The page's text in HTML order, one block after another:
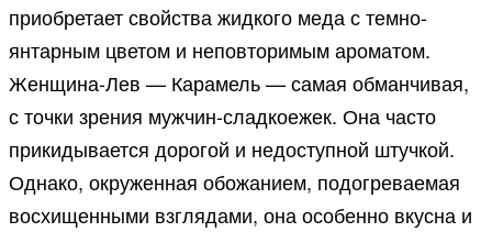
приобретает свойства жидкого меда с темно-
янтарным цветом и неповторимым ароматом.
Женщина-Лев — Карамель — самая обманчивая,
с точки зрения мужчин-сладкоежек. Она часто
прикидывается дорогой и недоступной штучкой.
Однако, окруженная обожанием, подогреваемая
восхищенными взглядами, она особенно вкусна и